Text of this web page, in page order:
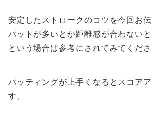
安定したストロークのコツを今回お
パットが多いとか距離感が合わない
という場合は参考にされてみてくださ
パッティングが上手くなるとスコア
す。